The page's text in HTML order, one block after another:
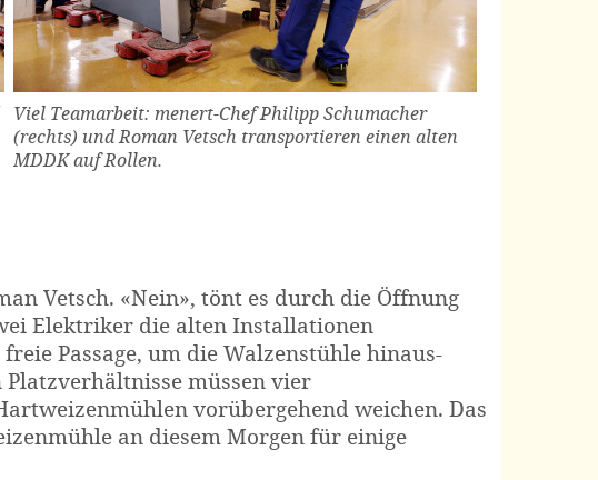
Viel Teamarbeit: menert-Chef Philipp Schumacher
(rechts) und Roman Vetsch transportieren einen alten
MDDK auf Rollen.
Vetsch. «Nein», tönt es durch die Öffnung
Elektriker die alten Installationen
Passage, um die Walzenstühle hinaus-
müssen vier
vorübergehend weichen. Das
an diesem Morgen für einige